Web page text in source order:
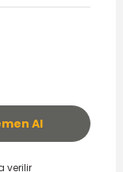
Al
verilir